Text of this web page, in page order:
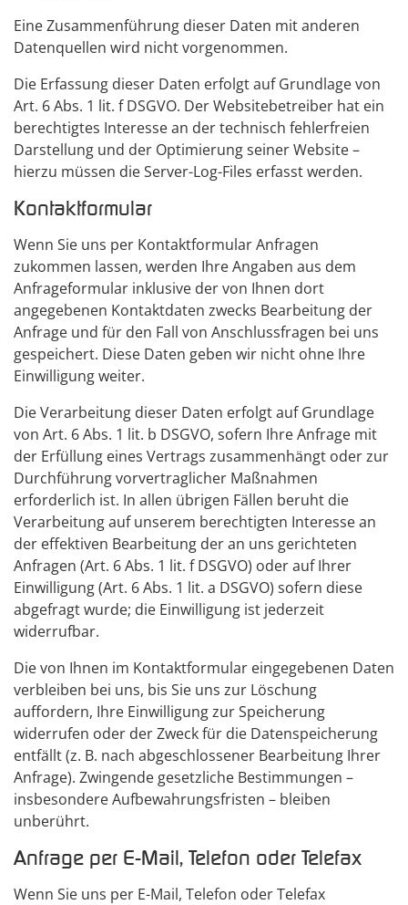
Eine Zusammenführung dieser Daten mit anderen
Datenquellen wird nicht vorgenommen.
Die Erfassung dieser Daten erfolgt auf Grundlage von
Art. 6 Abs. 1 lit. f DSGVO. Der Websitebetreiber hat ein
berechtigtes Interesse an der technisch fehlerfreien
Darstellung und der Optimierung seiner Website –
hierzu müssen die Server-Log-Files erfasst werden.
Kontaktformular
Wenn Sie uns per Kontaktformular Anfragen
zukommen lassen, werden Ihre Angaben aus dem
Anfrageformular inklusive der von Ihnen dort
angegebenen Kontaktdaten zwecks Bearbeitung der
Anfrage und für den Fall von Anschlussfragen bei uns
gespeichert. Diese Daten geben wir nicht ohne Ihre
Einwilligung weiter.
Die Verarbeitung dieser Daten erfolgt auf Grundlage
von Art. 6 Abs. 1 lit. b DSGVO, sofern Ihre Anfrage mit
der Erfüllung eines Vertrags zusammenhängt oder zur
Durchführung vorvertraglicher Maßnahmen
erforderlich ist. In allen übrigen Fällen beruht die
Verarbeitung auf unserem berechtigten Interesse an
der effektiven Bearbeitung der an uns gerichteten
Anfragen (Art. 6 Abs. 1 lit. f DSGVO) oder auf Ihrer
Einwilligung (Art. 6 Abs. 1 lit. a DSGVO) sofern diese
abgefragt wurde; die Einwilligung ist jederzeit
widerrufbar.
Die von Ihnen im Kontaktformular eingegebenen Daten
verbleiben bei uns, bis Sie uns zur Löschung
auffordern, Ihre Einwilligung zur Speicherung
widerrufen oder der Zweck für die Datenspeicherung
entfällt (z. B. nach abgeschlossener Bearbeitung Ihrer
Anfrage). Zwingende gesetzliche Bestimmungen –
insbesondere Aufbewahrungsfristen – bleiben
unberührt.
Anfrage per E-Mail, Telefon oder Telefax
Wenn Sie uns per E-Mail, Telefon oder Telefax